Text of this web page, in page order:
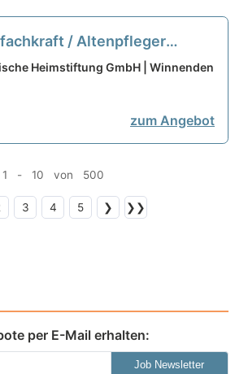
/ Altenpfleger
neuHeimstiftung GmbH | Winnenden
zum Angebot
1 - 10 von 500
3 4 5 ❯ ❯❯
per E-Mail erhalten:
Job Newsletter